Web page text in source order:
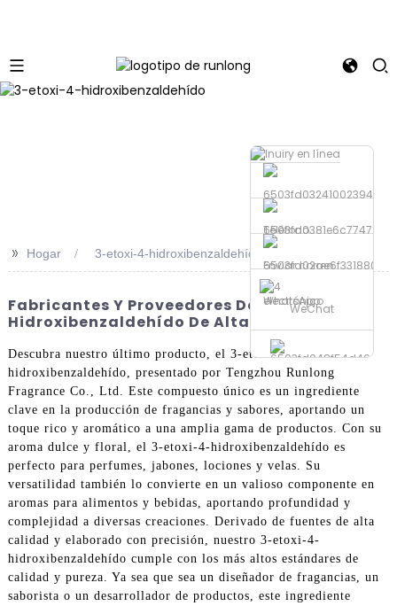
Teléfono
Enviar correo
electrónico
WhatsApp
WeChat
>> Hogar 3-etoxi-4-hidroxibenzaldehído
Fabricantes Y Proveedores De 3-Etoxi-4-
Hidroxibenzaldehído De Alta Calidad
Descubra nuestro último producto, el 3-etoxi-4-
hidroxibenzaldehído, presentado por Tengzhou Runlong
Fragrance Co., Ltd. Este compuesto único es un ingrediente
clave en la producción de fragancias y sabores, aportando un
toque rico y aromático a una amplia gama de productos. Con su
aroma dulce y floral, el 3-etoxi-4-hidroxibenzaldehído es
perfecto para perfumes, jabones, lociones y velas. Su
versatilidad también lo convierte en un valioso componente en
aromas para alimentos y bebidas, aportando profundidad y
complejidad a diversas creaciones. Derivado de fuentes de alta
calidad y elaborado con precisión, nuestro 3-etoxi-4-
hidroxibenzaldehído cumple con los más altos estándares de
calidad y pureza. Ya sea que sea un diseñador de fragancias, un
saborista o un desarrollador de productos, este ingrediente